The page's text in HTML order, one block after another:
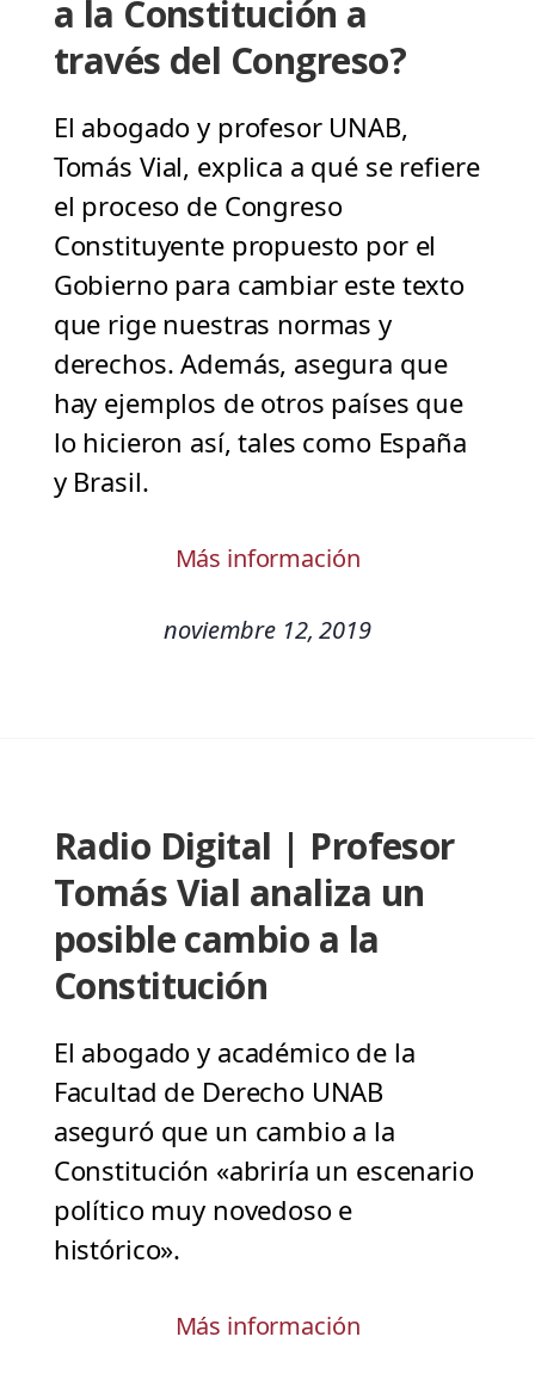
a la Constitución a
través del Congreso?
El abogado y profesor UNAB,
Tomás Vial, explica a qué se refiere
el proceso de Congreso
Constituyente propuesto por el
Gobierno para cambiar este texto
que rige nuestras normas y
derechos. Además, asegura que
hay ejemplos de otros países que
lo hicieron así, tales como España
y Brasil.
Más información
noviembre 12, 2019
Radio Digital | Profesor
Tomás Vial analiza un
posible cambio a la
Constitución
El abogado y académico de la
Facultad de Derecho UNAB
aseguró que un cambio a la
Constitución «abriría un escenario
político muy novedoso e
histórico».
Más información